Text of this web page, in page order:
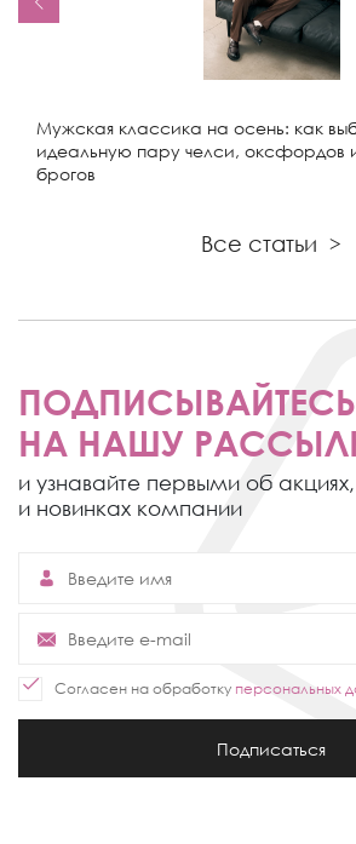
Мужская классика на осень: как
идеальную пару челси, оксфордов
брогов
Все статьи >
ПОДПИСЫВАЙТЕСЬ
НА НАШУ
и узнавайте первыми об акциях,
и новинках компании
Согласен на обработку персональных
Подписаться